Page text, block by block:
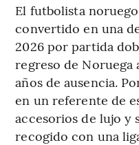
El futbolista
convertido en una
2026 por partida
regreso de Noruega
años de ausencia.
en un referente de
accesorios de lujo y
recogido con una